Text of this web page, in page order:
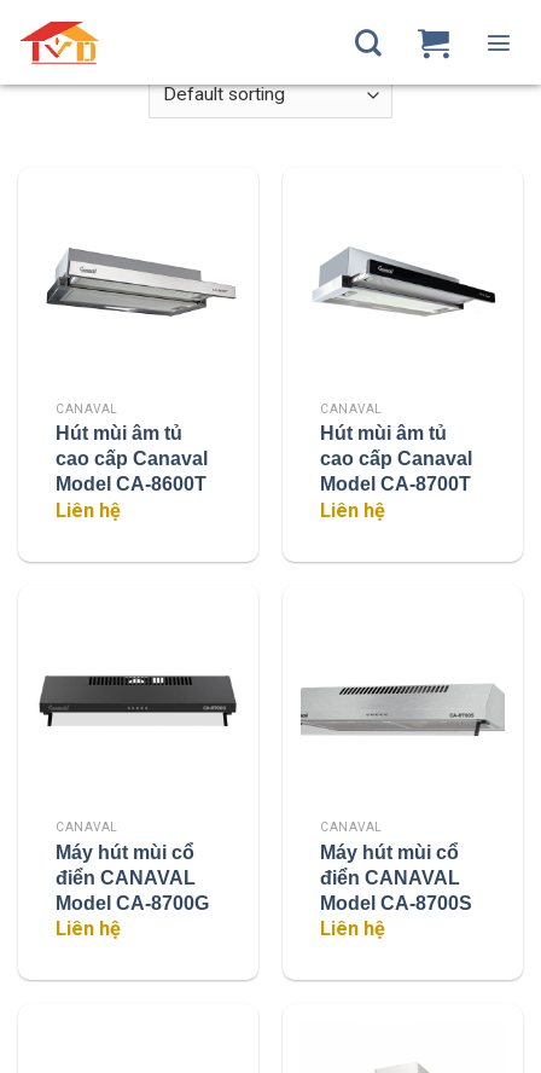
Máy Hút Khói Canaval
CANAVAL
Hút mùi âm tủ
cao cấp Canaval
Model CA-8600T
Liên hệ
CANAVAL
Hút mùi âm tủ
cao cấp Canaval
Model CA-8700T
Liên hệ
CANAVAL
Máy hút mùi cổ
điển CANAVAL
Model CA-8700G
Liên hệ
CANAVAL
Máy hút mùi cổ
điển CANAVAL
Model CA-8700S
Liên hệ